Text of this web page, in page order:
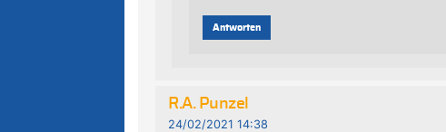
Antworten
R.A. Punzel
24/02/2021 14:38